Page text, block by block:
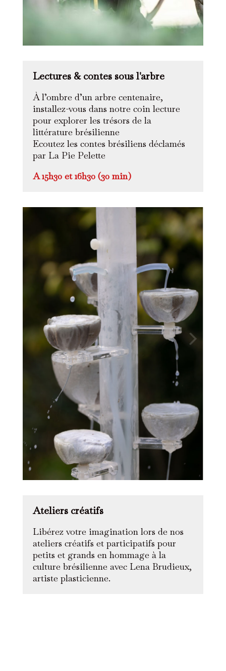
Lectures & contes sous l'arbre
À l’ombre d’un arbre centenaire,
installez-vous dans notre coin lecture
pour explorer les trésors de la
littérature brésilienne
Ecoutez les contes brésiliens déclamés
par La Pie Pelette
A 15h30 et 16h30 (30 min)
Ateliers créatifs
Libérez votre imagination lors de nos
ateliers créatifs et participatifs pour
petits et grands en hommage à la
culture brésilienne avec Lena Brudieux,
artiste plasticienne.